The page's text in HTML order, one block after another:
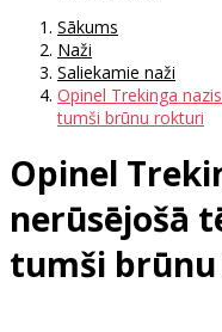
Sākums
Naži
Saliekamie naži
Opinel Trekinga
tumši brūnu rokturi
Opinel
nerūsējošā
tumši